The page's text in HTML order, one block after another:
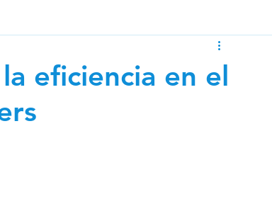
CFO 2022
CFO 2024
eficiencia en el